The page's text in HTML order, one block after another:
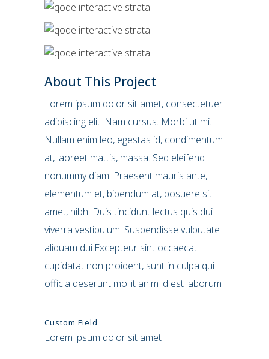
About This Project
Lorem ipsum dolor sit amet, consectetuer
adipiscing elit. Nam cursus. Morbi ut mi.
Nullam enim leo, egestas id, condimentum
at, laoreet mattis, massa. Sed eleifend
nonummy diam. Praesent mauris ante,
elementum et, bibendum at, posuere sit
amet, nibh. Duis tincidunt lectus quis dui
viverra vestibulum. Suspendisse vulputate
aliquam dui.Excepteur sint occaecat
cupidatat non proident, sunt in culpa qui
officia deserunt mollit anim id est laborum
Custom Field
Lorem ipsum dolor sit amet